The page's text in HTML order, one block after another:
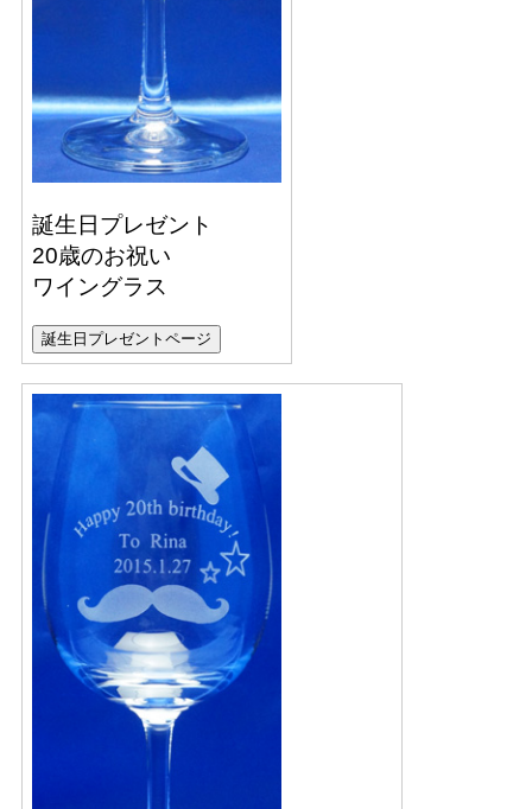
誕生日プレゼント
20歳のお祝い
ワイングラス
誕生日プレゼントページ